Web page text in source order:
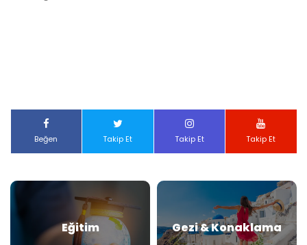
Beğen Takip Et Takip Et Takip Et
Eğitim Gezi & Konaklama